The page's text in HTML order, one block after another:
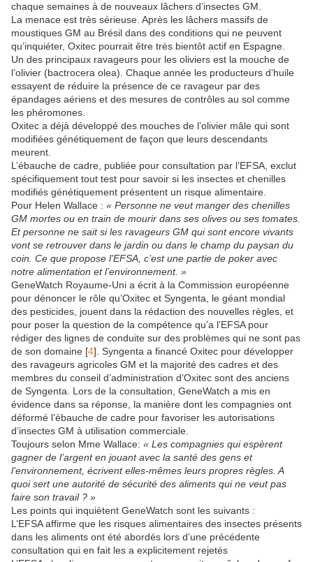
chaque semaines à de nouveaux lâchers d’insectes GM.
La menace est très sérieuse. Après les lâchers massifs de
moustiques GM au Brésil dans des conditions qui ne peuvent
qu’inquiéter, Oxitec pourrait être très bientôt actif en Espagne.
Un des principaux ravageurs pour les oliviers est la mouche de
l’olivier (bactrocera olea). Chaque année les producteurs d’huile
essayent de réduire la présence de ce ravageur par des
épandages aériens et des mesures de contrôles au sol comme
les phéromones.
Oxitec a déjà développé des mouches de l’olivier mâle qui sont
modifiées génétiquement de façon que leurs descendants
meurent.
L’ébauche de cadre, publiée pour consultation par l’EFSA, exclut
spécifiquement tout test pour savoir si les insectes et chenilles
modifiés génétiquement présentent un risque alimentaire.
Pour Helen Wallace : « Personne ne veut manger des chenilles
GM mortes ou en train de mourir dans ses olives ou ses tomates.
Et personne ne sait si les ravageurs GM qui sont encore vivants
vont se retrouver dans le jardin ou dans le champ du paysan du
coin. Ce que propose l’EFSA, c’est une partie de poker avec
notre alimentation et l’environnement. »
GeneWatch Royaume-Uni a écrit à la Commission européenne
pour dénoncer le rôle qu’Oxitec et Syngenta, le géant mondial
des pesticides, jouent dans la rédaction des nouvelles règles, et
pour poser la question de la compétence qu’a l’EFSA pour
rédiger des lignes de conduite sur des problèmes qui ne sont pas
de son domaine [4]. Syngenta a financé Oxitec pour développer
des ravageurs agricoles GM et la majorité des cadres et des
membres du conseil d’administration d’Oxitec sont des anciens
de Syngenta. Lors de la consultation, GeneWatch a mis en
évidence dans sa réponse, la manière dont les compagnies ont
déformé l’ébauche de cadre pour favoriser les autorisations
d’insectes GM à utilisation commerciale.
Toujours selon Mme Wallace: « Les compagnies qui espèrent
gagner de l’argent en jouant avec la santé des gens et
l’environnement, écrivent elles-mêmes leurs propres règles. A
quoi sert une autorité de sécurité des aliments qui ne veut pas
faire son travail ? »
Les points qui inquiètent GeneWatch sont les suivants :
L’EFSA affirme que les risques alimentaires des insectes présents
dans les aliments ont été abordés lors d’une précédente
consultation qui en fait les a explicitement rejetés